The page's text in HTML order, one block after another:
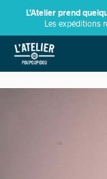
L’Atelier prend
Les expéditions